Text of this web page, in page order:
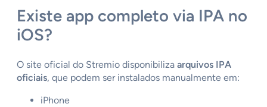
Existe app completo via IPA no
iOS?
O site oficial do Stremio disponibiliza arquivos IPA
oficiais, que podem ser instalados manualmente em:
iPhone